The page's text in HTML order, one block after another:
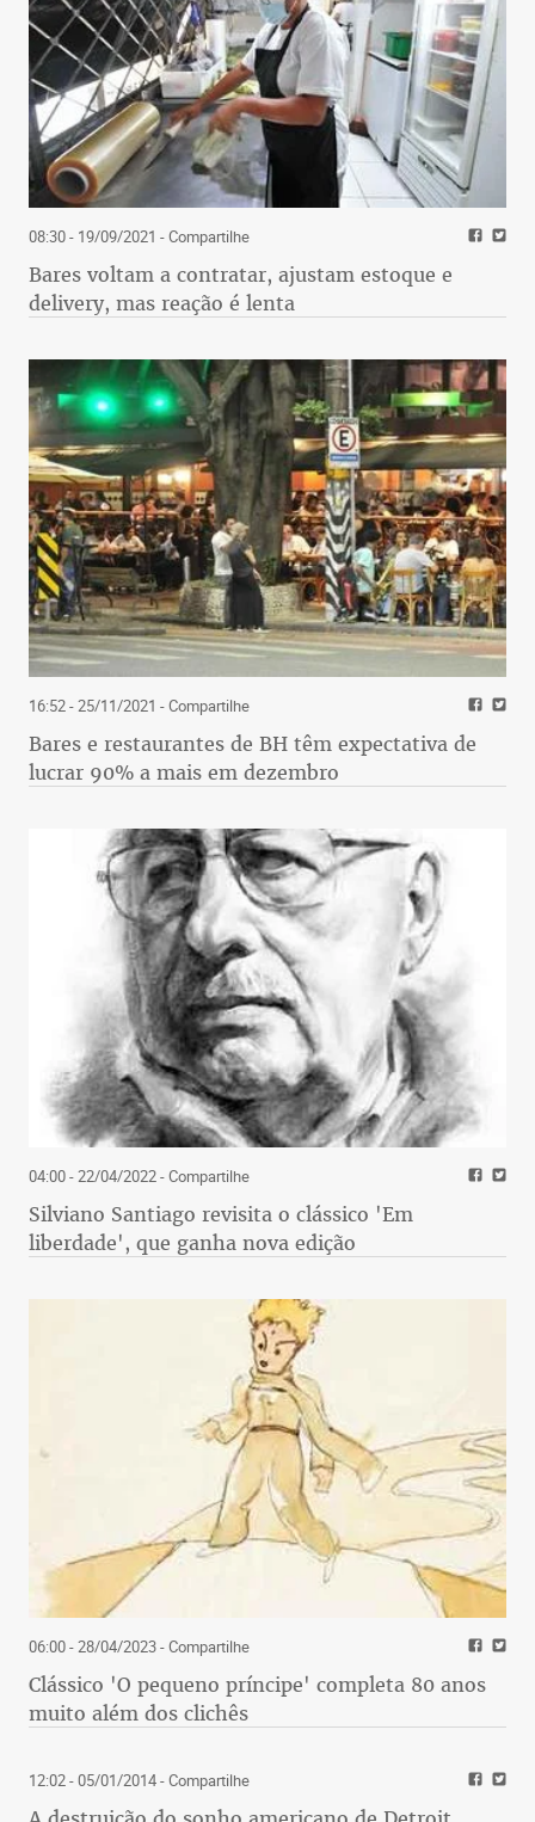
08:30 - 19/09/2021 - Compartilhe
Bares voltam a contratar, ajustam estoque e
delivery, mas reação é lenta
16:52 - 25/11/2021 - Compartilhe
Bares e restaurantes de BH têm expectativa de
lucrar 90% a mais em dezembro
04:00 - 22/04/2022- Compartilhe
Silviano Santiago revisita o clássico 'Em
liberdade', que ganha nova edição
06:00 - 28/04/2023- Compartilhe
Clássico 'O pequeno príncipe' completa 80 anos
muito além dos clichês
12:02 - 05/01/2014- Compartilhe